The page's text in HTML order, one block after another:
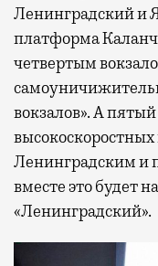
Ленинградский и
платформа
четвертым
вокзалов». А
Ленинградским и
вместе это будет
«Ленинградский».